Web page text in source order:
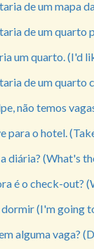
de um mapa
de um quarto
um quarto. (I'd
de um quarto
não temos
para o hotel.
diária? (What's
é o check-out?
dormir (I'm going
alguma vaga?